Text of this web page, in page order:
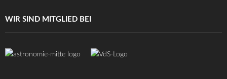
WIR SIND MITGLIED BEI